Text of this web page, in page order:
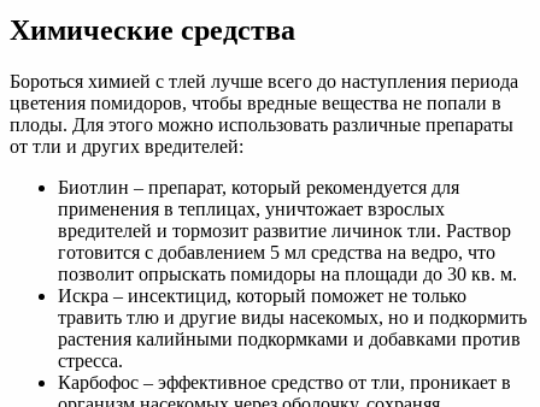
Химические средства
Бороться химией с тлей лучше всего до наступления периода
цветения помидоров, чтобы вредные вещества не попали в
плоды. Для этого можно использовать различные препараты
от тли и других вредителей:
Биотлин – препарат, который рекомендуется для
применения в теплицах, уничтожает взрослых
вредителей и тормозит развитие личинок тли. Раствор
готовится с добавлением 5 мл средства на ведро, что
позволит опрыскать помидоры на площади до 30 кв. м.
Искра – инсектицид, который поможет не только
травить тлю и другие виды насекомых, но и подкормить
растения калийными подкормками и добавками против
стресса.
Карбофос – эффективное средство от тли, проникает в